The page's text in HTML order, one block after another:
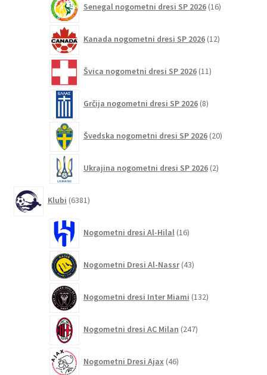
Senegal nogometni dresi SP 2026 16izdelkov
Kanada nogometni dresi SP 2026 12izdelkov
Švica nogometni dresi SP 2026 11izdelkov
Grčija nogometni dresi SP 2026 8izdelkov
Švedska nogometni dresi SP 2026 20izdelkov
Ukrajina nogometni dresi SP 2026 2izdelka
Klubi 6381izdelkov
Nogometni dresi Al-Hilal 16izdelkov
Nogometni Dresi Al-Nassr 43izdelkov
Nogometni dresi Inter Miami 132izdelkov
Nogometni dresi AC Milan 247izdelkov
Nogometni Dresi Ajax 46izdelkov